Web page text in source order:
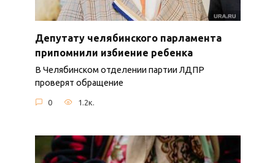
Депутату челябинского парламента
припомнили избиение ребенка
В Челябинском отделении партии ЛДПР
проверят обращение
0 1.2к.